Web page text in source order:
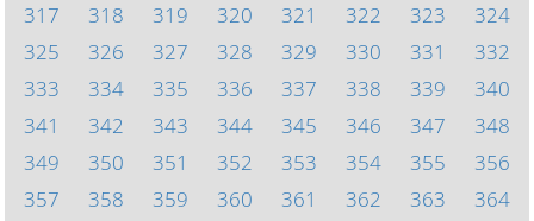
317
318 319 320 321 322 323
324
325
326 327 328 329 330 331
332
333
334 335 336 337 338 339
340
341
342 343 344 345 346 347
348
349
350 351 352 353 354 355
356
357
358 359 360 361 362 363
364